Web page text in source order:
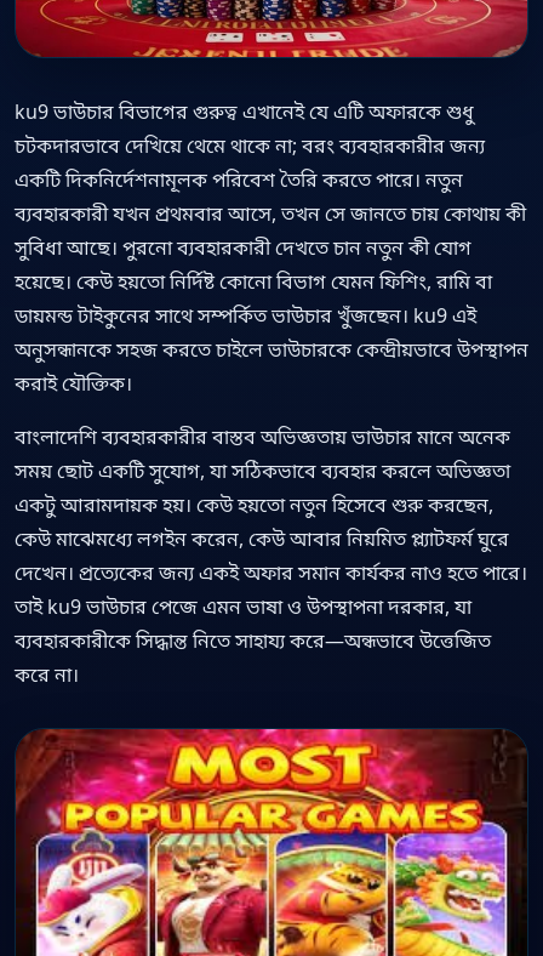
ku9 ভাউচার বিভাগের গুরুত্ব এখানেই যে এটি অফারকে শুধু
চটকদারভাবে দেখিয়ে থেমে থাকে না; বরং ব্যবহারকারীর জন্য
একটি দিকনির্দেশনামূলক পরিবেশ তৈরি করতে পারে। নতুন
ব্যবহারকারী যখন প্রথমবার আসে, তখন সে জানতে চায় কোথায় কী
সুবিধা আছে। পুরনো ব্যবহারকারী দেখতে চান নতুন কী যোগ
হয়েছে। কেউ হয়তো নির্দিষ্ট কোনো বিভাগ যেমন ফিশিং, রামি বা
ডায়মন্ড টাইকুনের সাথে সম্পর্কিত ভাউচার খুঁজছেন। ku9 এই
অনুসন্ধানকে সহজ করতে চাইলে ভাউচারকে কেন্দ্রীয়ভাবে উপস্থাপন
করাই যৌক্তিক।
বাংলাদেশি ব্যবহারকারীর বাস্তব অভিজ্ঞতায় ভাউচার মানে অনেক
সময় ছোট একটি সুযোগ, যা সঠিকভাবে ব্যবহার করলে অভিজ্ঞতা
একটু আরামদায়ক হয়। কেউ হয়তো নতুন হিসেবে শুরু করছেন,
কেউ মাঝেমধ্যে লগইন করেন, কেউ আবার নিয়মিত প্ল্যাটফর্ম ঘুরে
দেখেন। প্রত্যেকের জন্য একই অফার সমান কার্যকর নাও হতে পারে।
তাই ku9 ভাউচার পেজে এমন ভাষা ও উপস্থাপনা দরকার, যা
ব্যবহারকারীকে সিদ্ধান্ত নিতে সাহায্য করে—অন্ধভাবে উত্তেজিত
করে না।